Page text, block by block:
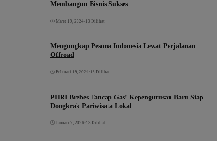
Membangun Bisnis Sukses
Maret 19, 2024 • 13 Dilihat
Mengungkap Pesona Indonesia Lewat Perjalanan
Offroad
Februari 19, 2024 • 13 Dilihat
PHRI Brebes Tancap Gas! Kepengurusan Baru Siap
Dongkrak Pariwisata Lokal
Januari 7, 2026 • 13 Dilihat